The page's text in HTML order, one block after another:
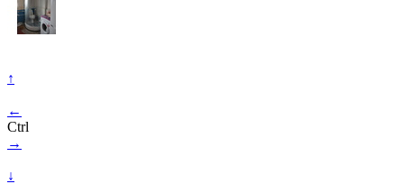
↑
←
Ctrl
→
↓